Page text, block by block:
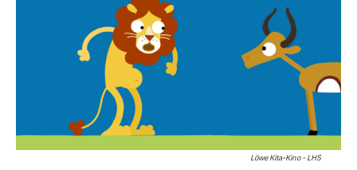
Löwe Kita-Kino - LHS